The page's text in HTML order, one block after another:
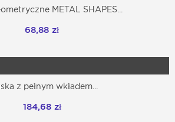
METAL SHAPES...
68,88 zł
z pełnym wkładem...
184,68 zł